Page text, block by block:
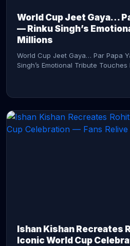
World Cup Jeet Gaya…
— Rinku Singh’s
Millions
World Cup Jeet Gaya… Par Papa
Singh’s Emotional Tribute Touches
Ishan Kishan Recreates
Iconic World Cup